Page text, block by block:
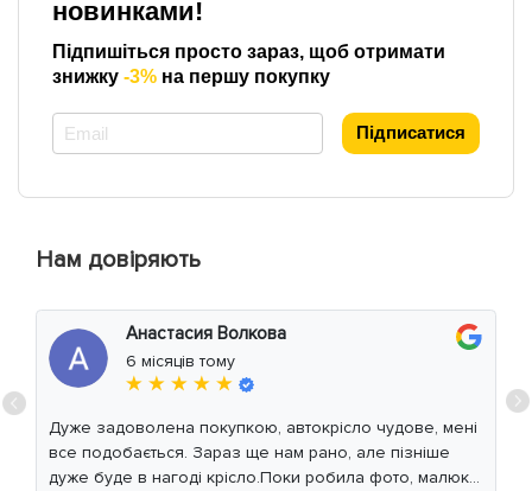
новинками!
Підпишіться просто зараз, щоб отримати
знижку -3% на першу покупку
Підписатися
Нам довіряють
Анастасия Волкова
6 місяців тому
★ ★ ★ ★ ★
Дуже задоволена покупкою, автокрісло чудове, мені
все подобається. Зараз ще нам рано, але пізніше
дуже буде в нагоді крісло.Поки робила фото, малюк